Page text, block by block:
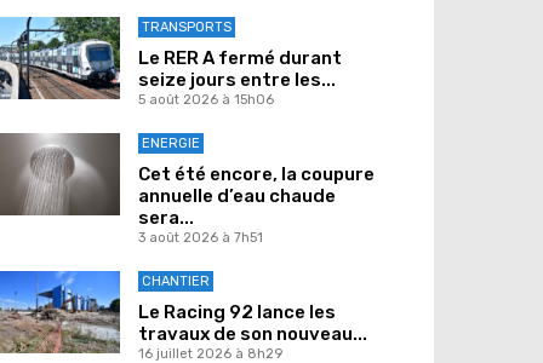
TRANSPORTS
Le RER A fermé durant
seize jours entre les...
5 août 2026 à 15h06
ENERGIE
Cet été encore, la coupure
annuelle d’eau chaude
sera...
3 août 2026 à 7h51
CHANTIER
Le Racing 92 lance les
travaux de son nouveau...
16 juillet 2026 à 8h29